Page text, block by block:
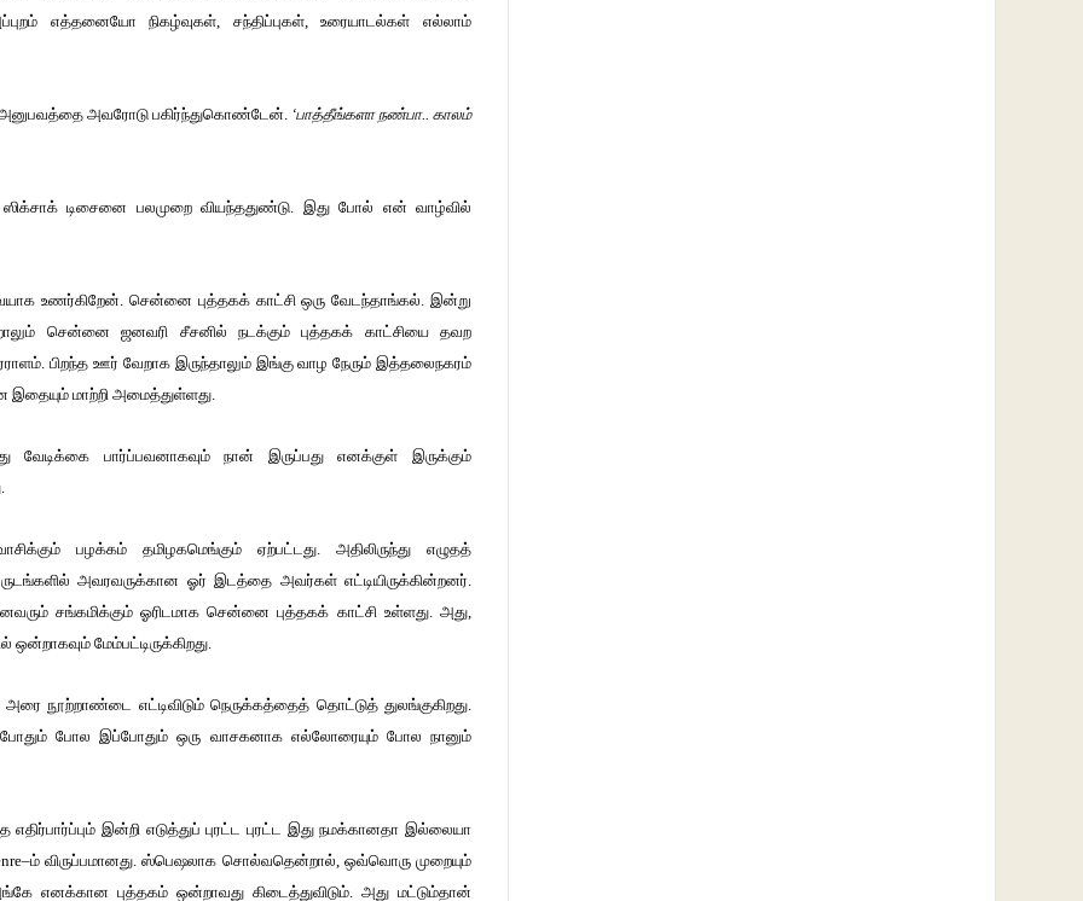
எத்தனையோ நிகழ்வுகள், சந்திப்புகள், உரையாடல்கள் எல்லாம்
அனுபவத்தை அவரோடு பகிர்ந்துகொண்டேன். ‘பாத்தீங்களா நண்பா.. காலம்
டிசைனை பலமுறை வியந்ததுண்டு. இது போல் என் வாழ்வில்
உணர்கிறேன். சென்னை புத்தகக் காட்சி ஒரு வேடந்தாங்கல். இன்று
சென்னை ஜனவரி சீசனில் நடக்கும் புத்தகக் காட்சியை தவற
பிறந்த ஊர் வேறாக இருந்தாலும் இங்கு வாழ நேரும் இத்தலைநகரம்
மாற்றி அமைத்துள்ளது.
பார்ப்பவனாகவும் நான் இருப்பது எனக்குள் இருக்கும்
பழக்கம் தமிழகமெங்கும் ஏற்பட்டது. அதிலிருந்து எழுதத்
அவரவருக்கான ஓர் இடத்தை அவர்கள் எட்டியிருக்கின்றனர்.
சங்கமிக்கும் ஓரிடமாக சென்னை புத்தகக் காட்சி உள்ளது. அது,
மேம்பட்டிருக்கிறது.
நூற்றாண்டை எட்டிவிடும் நெருக்கத்தைத் தொட்டுத் துலங்குகிறது.
போல இப்போதும் ஒரு வாசகனாக எல்லோரையும் போல நானும்
இன்றி எடுத்துப் புரட்ட புரட்ட இது நமக்கானதா இல்லையா
விருப்பமானது. ஸ்பெஷலாக சொல்வதென்றால், ஒவ்வொரு முறையும்
எனக்கான புத்தகம் ஒன்றாவது கிடைத்துவிடும். அது மட்டும்தான்